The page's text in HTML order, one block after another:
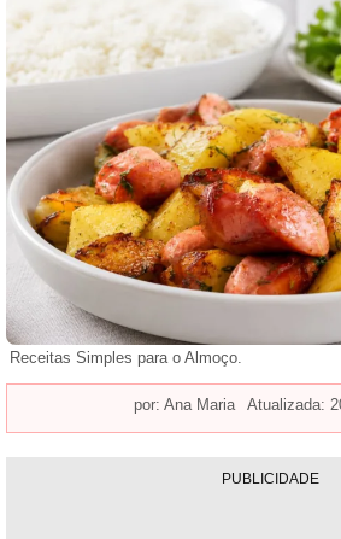
Receitas Simples para o Almoço.
por: Ana Maria Atualizada:
PUBLICIDADE